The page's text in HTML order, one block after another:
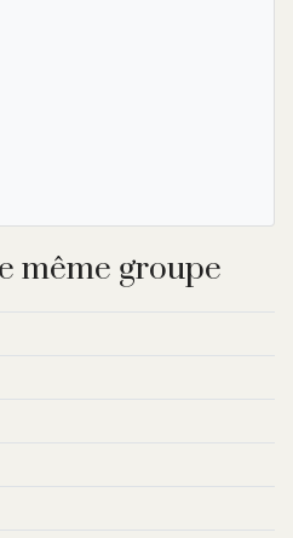
même groupe